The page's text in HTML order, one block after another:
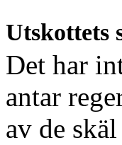
Utskottets
Det har
antar
av de